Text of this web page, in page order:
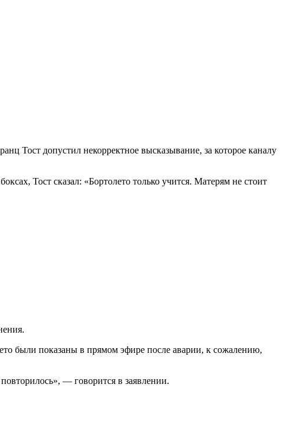
Тост допустил некорректное высказывание, за которое каналу
Тост сказал: «Бортолето только учится. Матерям не стоит
были показаны в прямом эфире после аварии, к сожалению,
— говорится в заявлении.